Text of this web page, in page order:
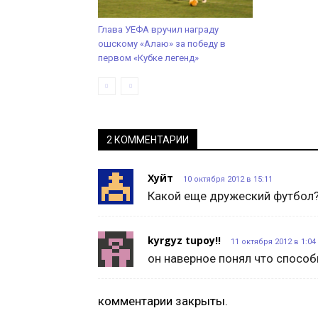
Глава УЕФА вручил награду
ошскому «Алаю» за победу в
первом «Кубке легенд»
2 КОММЕНТАРИИ
Хуйт 10 октября 2012 в 15:11
Какой еще дружеский
kyrgyz tupoy!! 11 октября 2012 в 1:04
он наверное понял что
комментарии закрыты.